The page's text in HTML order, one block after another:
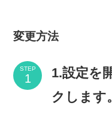
変更方法
STEP
1.設定を
クします。